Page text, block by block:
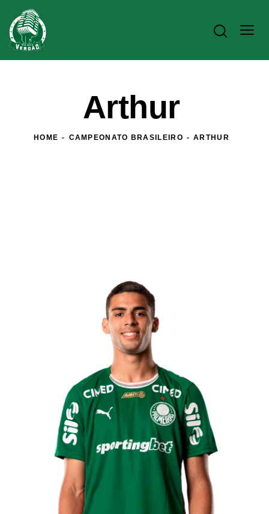
Arthur
HOME CAMPEONATO BRASILEIRO ARTHUR